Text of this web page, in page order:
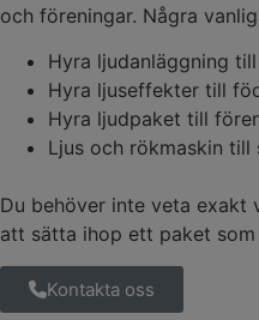
och föreningar. Några
Hyra ljudanläggning
Hyra ljuseffekter till
Hyra ljudpaket till
Ljus och rökmaskin till
Du behöver inte veta exakt
att sätta ihop ett paket
Kontakta oss